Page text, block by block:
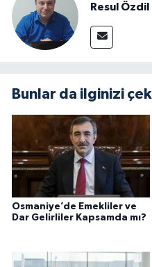
Resul Özdil
Bunlar da ilginizi
Osmaniye’de Emekliler ve
Dar Gelirliler Kapsamda mı?